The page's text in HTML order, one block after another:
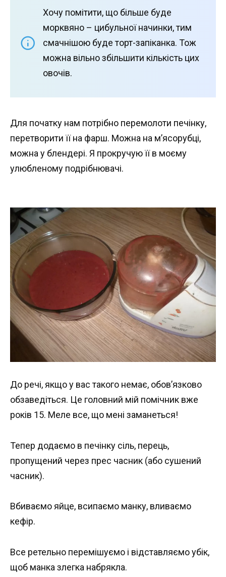
Хочу помітити, що більше буде
морквяно – цибульної начинки, тим
смачнішою буде торт-запіканка. Тож
можна вільно збільшити кількість цих
овочів.
Для початку нам потрібно перемолоти печінку,
перетворити її на фарш. Можна на м’ясорубці,
можна у блендері. Я прокручую її в моєму
улюбленому подрібнювачі.
До речі, якщо у вас такого немає, обов’язково
обзаведіться. Це головний мій помічник вже
років 15. Меле все, що мені заманеться!
Тепер додаємо в печінку сіль, перець,
пропущений через прес часник (або сушений
часник).
Вбиваємо яйце, всипаємо манку, вливаємо
кефір.
Все ретельно перемішуємо і відставляємо убік,
щоб манка злегка набрякла.